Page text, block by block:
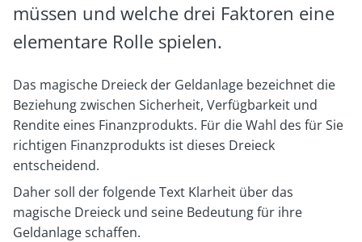
müssen und welche drei Faktoren eine
elementare Rolle spielen.
Das magische Dreieck der Geldanlage bezeichnet die
Beziehung zwischen Sicherheit, Verfügbarkeit und
Rendite eines Finanzprodukts. Für die Wahl des für Sie
richtigen Finanzprodukts ist dieses Dreieck
entscheidend.
Daher soll der folgende Text Klarheit über das
magische Dreieck und seine Bedeutung für ihre
Geldanlage schaffen.